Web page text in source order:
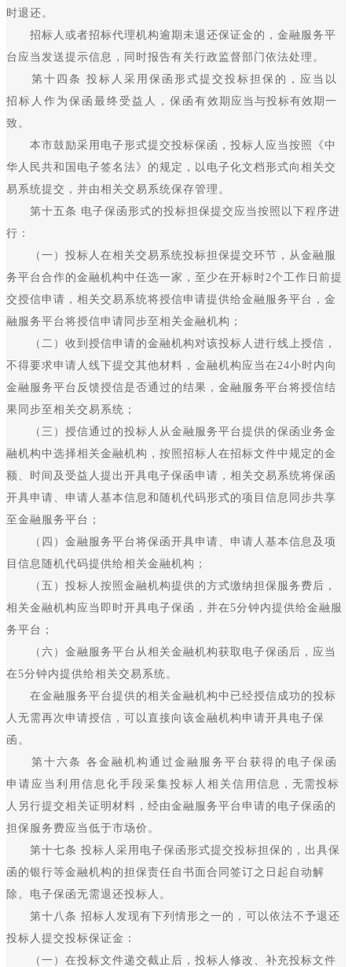
时退还。
招标人或者招标代理机构逾期未退还保证金的，金融服务平
台应当发送提示信息，同时报告有关行政监督部门依法处理。
第十四条 投标人采用保函形式提交投标担保的，应当以
招标人作为保函最终受益人，保函有效期应当与投标有效期一
致。
本市鼓励采用电子形式提交投标保函，投标人应当按照《中
华人民共和国电子签名法》的规定，以电子化文档形式向相关交
易系统提交，并由相关交易系统保存管理。
第十五条 电子保函形式的投标担保提交应当按照以下程序进
行：
（一）投标人在相关交易系统投标担保提交环节，从金融服
务平台合作的金融机构中任选一家，至少在开标时2个工作日前提
交授信申请，相关交易系统将授信申请提供给金融服务平台，金
融服务平台将授信申请同步至相关金融机构；
（二）收到授信申请的金融机构对该投标人进行线上授信，
不得要求申请人线下提交其他材料，金融机构应当在24小时内向
金融服务平台反馈授信是否通过的结果，金融服务平台将授信结
果同步至相关交易系统；
（三）授信通过的投标人从金融服务平台提供的保函业务金
融机构中选择相关金融机构，按照招标人在招标文件中规定的金
额、时间及受益人提出开具电子保函申请，相关交易系统将保函
开具申请、申请人基本信息和随机代码形式的项目信息同步共享
至金融服务平台；
（四）金融服务平台将保函开具申请、申请人基本信息及项
目信息随机代码提供给相关金融机构；
（五）投标人按照金融机构提供的方式缴纳担保服务费后，
相关金融机构应当即时开具电子保函，并在5分钟内提供给金融服
务平台；
（六）金融服务平台从相关金融机构获取电子保函后，应当
在5分钟内提供给相关交易系统。
在金融服务平台提供的相关金融机构中已经授信成功的投标
人无需再次申请授信，可以直接向该金融机构申请开具电子保
函。
第十六条 各金融机构通过金融服务平台获得的电子保函
申请应当利用信息化手段采集投标人相关信用信息，无需投标
人另行提交相关证明材料，经由金融服务平台申请的电子保函的
担保服务费应当低于市场价。
第十七条 投标人采用电子保函形式提交投标担保的，出具保
函的银行等金融机构的担保责任自书面合同签订之日起自动解
除。电子保函无需退还投标人。
第十八条 招标人发现有下列情形之一的，可以依法不予退还
投标人提交投标保证金：
（一）在投标文件递交截止后，投标人修改、补充投标文件